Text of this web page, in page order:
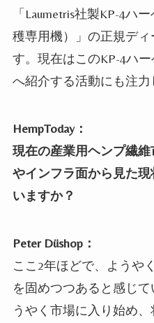
「Laumetris社製KP-4ハ
穫専用機）」の正規デ
す。現在はこのKP-4ハ
へ紹介する活動にも注力
HempToday：
現在の産業用ヘンプ繊
やインフラ面から見た
いますか？
Peter Düshop：
ここ2年ほどで、ようや
を固めつつあると感じ
うやく市場に入り始め